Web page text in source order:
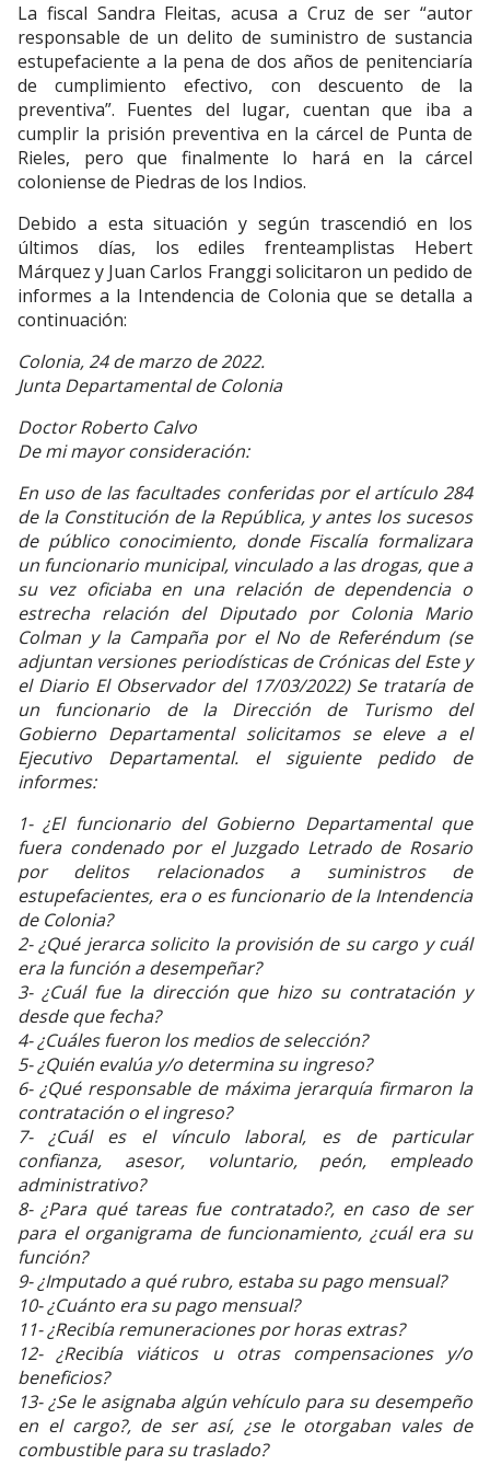
La fiscal Sandra Fleitas, acusa a Cruz de ser “autor
responsable de un delito de suministro de sustancia
estupefaciente a la pena de dos años de penitenciaría
de cumplimiento efectivo, con descuento de la
preventiva”. Fuentes del lugar, cuentan que iba a
cumplir la prisión preventiva en la cárcel de Punta de
Rieles, pero que finalmente lo hará en la cárcel
coloniense de Piedras de los Indios.
Debido a esta situación y según trascendió en los
últimos días, los ediles frenteamplistas Hebert
Márquez y Juan Carlos Franggi solicitaron un pedido de
informes a la Intendencia de Colonia que se detalla a
continuación:
Colonia, 24 de marzo de 2022.
Junta Departamental de Colonia
Doctor Roberto Calvo
De mi mayor consideración:
En uso de las facultades conferidas por el artículo 284
de la Constitución de la República, y antes los sucesos
de público conocimiento, donde Fiscalía formalizara
un funcionario municipal, vinculado a las drogas, que a
su vez oficiaba en una relación de dependencia o
estrecha relación del Diputado por Colonia Mario
Colman y la Campaña por el No de Referéndum (se
adjuntan versiones periodísticas de Crónicas del Este y
el Diario El Observador del 17/03/2022) Se trataría de
un funcionario de la Dirección de Turismo del
Gobierno Departamental solicitamos se eleve a el
Ejecutivo Departamental. el siguiente pedido de
informes:
1- ¿El funcionario del Gobierno Departamental que
fuera condenado por el Juzgado Letrado de Rosario
por delitos relacionados a suministros de
estupefacientes, era o es funcionario de la Intendencia
de Colonia?
2- ¿Qué jerarca solicito la provisión de su cargo y cuál
era la función a desempeñar?
3- ¿Cuál fue la dirección que hizo su contratación y
desde que fecha?
4- ¿Cuáles fueron los medios de selección?
5- ¿Quién evalúa y/o determina su ingreso?
6- ¿Qué responsable de máxima jerarquía firmaron la
contratación o el ingreso?
7- ¿Cuál es el vínculo laboral, es de particular
confianza, asesor, voluntario, peón, empleado
administrativo?
8- ¿Para qué tareas fue contratado?, en caso de ser
para el organigrama de funcionamiento, ¿cuál era su
función?
9- ¿Imputado a qué rubro, estaba su pago mensual?
10- ¿Cuánto era su pago mensual?
11- ¿Recibía remuneraciones por horas extras?
12- ¿Recibía viáticos u otras compensaciones y/o
beneficios?
13- ¿Se le asignaba algún vehículo para su desempeño
en el cargo?, de ser así, ¿se le otorgaban vales de
combustible para su traslado?